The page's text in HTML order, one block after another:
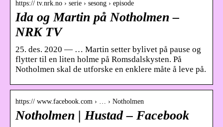
https:// tv.nrk.no › serie › sesong › episode
Ida og Martin på Notholmen –
NRK TV
25. des. 2020 — … Martin setter bylivet på pause og
flytter til en liten holme på Romsdalskysten. På
Notholmen skal de utforske en enklere måte å leve på.
https:// www.facebook.com › … › Notholmen
Notholmen | Hustad – Facebook